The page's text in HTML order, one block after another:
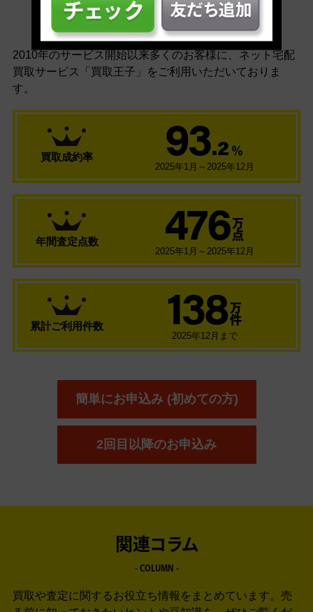
安心の買取実績
2010年のサービス開始以来多くのお客様に、 ネット宅配
買取サービス「買取王子」をご利用いただいておりま
す。
買取成約率 93.2 ％
2025年1月～2025年12月
年間査定点数 476 万
点
2025年1月～2025年12月
累計ご利用件数 138 万
件
2025年12月まで
簡単にお申込み (初めての方)
2回目以降のお申込み
関連コラム
- COLUMN -
買取や査定に関するお役立ち情報をまとめています。 売